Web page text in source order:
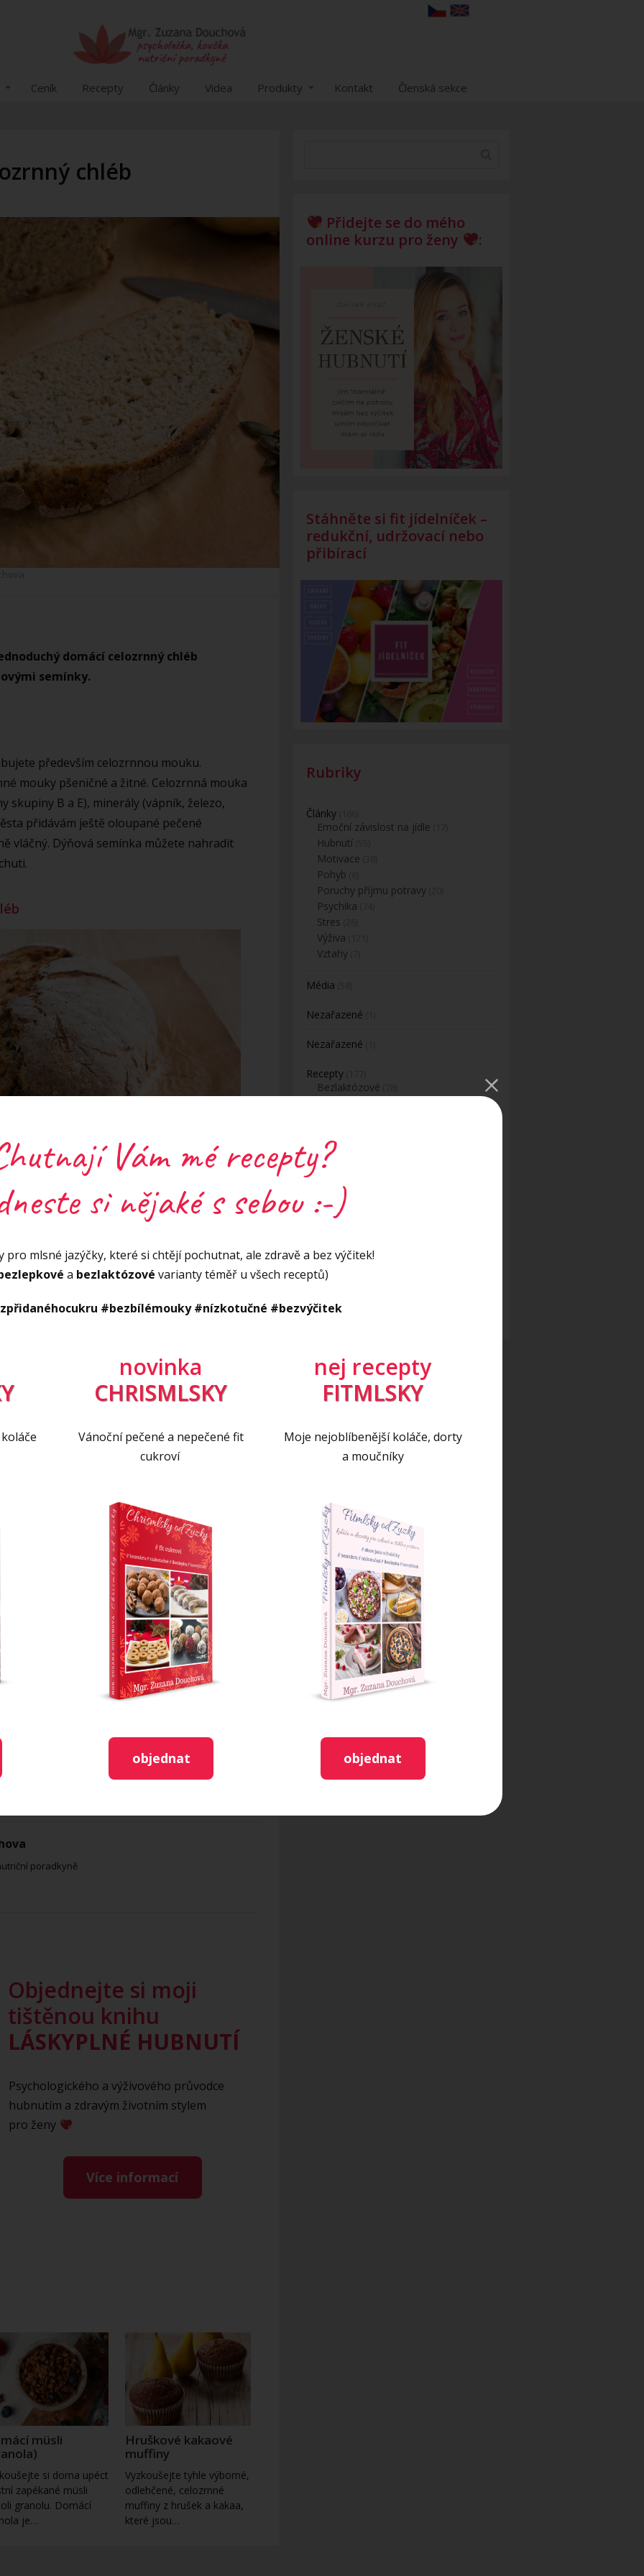
Ceník Recepty Články Videa Produkty Kontakt Členská sekce
chléb
domácí celozrnný chléb
semínky.
především celozrnnou mouku.
mouky pšeničné a žitné. Celozrnná mouka
skupiny B a E), minerály (vápník, železo,
přidávám ještě oloupané pečené
vláčný. Dýňová semínka můžete nahradit
1 hrnek 250 g
250 g
česnek. Ve 200 ml vlažné vody
medu a vlijeme do těsta. Vše důkladně
těsto příliš suché, dolijeme do těsta ještě
míse utěrkou a dáme alespoň na hodinu
si na sucho opražíme na pánvi a vychladlá
vypracujeme bochník chleba. Chléb
papírem a ještě necháme alespoň 30-60
troubu na 200 ° C a pečeme cca 30-
kůrka.
poradkyně
Objednejte si moji
tištěnou knihu
LÁSKYPLNÉ HUBNUTÍ
Psychologického a výživového průvodce
hubnutím a zdravým životním stylem
pro ženy
Více informací
müsli
si doma upéct
zapékané müsli
granolu. Domácí
je…
Hruškové kakaové
muffiny
Vyzkoušejte tyhle výborné,
odlehčené, celozrnné
muffiny z hrušek a kakaa,
které jsou…
Přidejte se do mého
online kurzu pro ženy
:
Stáhněte si fit jídelníček –
redukční, udržovací nebo
přibírací
Rubriky
Články
Emoční závislost na jídle
Hubnutí
Motivace
Pohyb
Poruchy příjmu potravy
Psychika
Stres
Výživa
Vztahy
Média
Nezařazené
Nezařazené
Recepty
Bezlaktózové
Nápoje
Pečivo
Saláty(12)
Vánoční cukroví
dobroty(79)
Video recept
Vám mé recepty?
si nějaké s sebou :-)
pro mlsné jazýčky, které si chtějí pochutnat, ale zdravě a bez výčitek!
a bezlaktózové varianty téměř u všech receptů)
#bezbílémouky #nízkotučné #bezvýčitek
novinka
CHRISMLSKY
Vánoční pečené a nepečené fit
cukroví
objednat
nej recepty
FITMLSKY
Moje nejoblíbenější koláče, dorty
a moučníky
objednat